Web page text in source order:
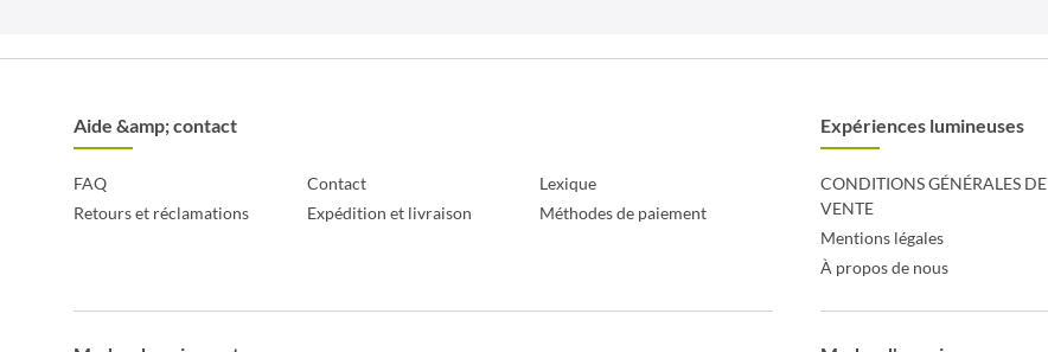
Aide &amp; contact
FAQ Contact
Lexique
Retours et réclamations
Expédition et livraison Méthodes de paiement
Expériences lumineuses
CONDITIONS GÉNÉRALES DE
VENTE
Mentions légales
À propos de nous